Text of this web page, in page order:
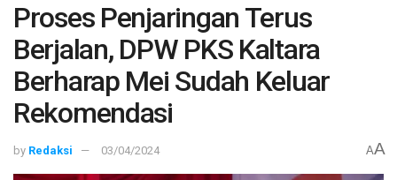
Proses Penjaringan Terus
Berjalan, DPW PKS Kaltara
Berharap Mei Sudah Keluar
Rekomendasi
by Redaksi 03/04/2024 AA